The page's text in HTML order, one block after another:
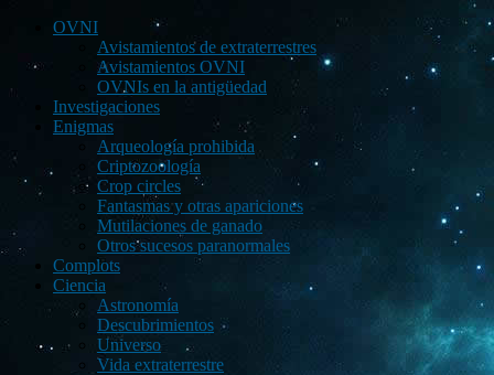
OVNI
Avistamientos de extraterrestres
Avistamientos OVNI
OVNIs en la antigüedad
Investigaciones
Enigmas
Arqueología prohibida
Criptozoología
Crop circles
Fantasmas y otras apariciones
Mutilaciones de ganado
Otros sucesos paranormales
Complots
Ciencia
Astronomía
Descubrimientos
Universo
Vida extraterrestre